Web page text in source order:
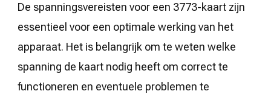
De spanningsvereisten voor een 3773-kaart zijn
essentieel voor een optimale werking van het
apparaat. Het is belangrijk om te weten welke
spanning de kaart nodig heeft om correct te
functioneren en eventuele problemen te